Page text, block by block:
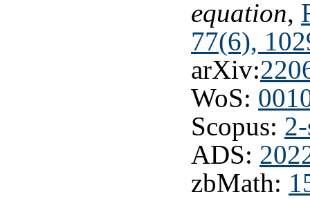
equation,
77(6),
arXiv:
WoS:
Scopus:
ADS:
zbMath: